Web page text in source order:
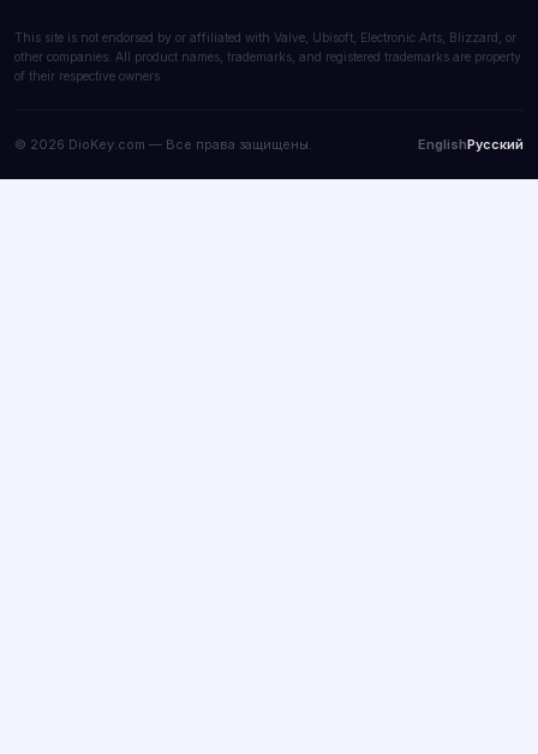
This site is not endorsed by or affiliated with Valve, Ubisoft, Electronic Arts, Blizzard, or
other companies. All product names, trademarks, and registered trademarks are property
of their respective owners.
© 2026 DioKey.com — Все права защищены. EnglishРусский